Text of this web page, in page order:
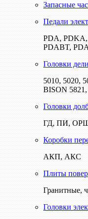
Запасные
Педали
PDA,
PDABT,
Головки
5010, 5020,
BISON 5821,
Головки
ГД, ПИ,
Коробки
АКП, АКС
Плиты
Гранитные,
Головки